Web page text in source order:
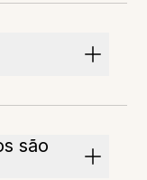
são